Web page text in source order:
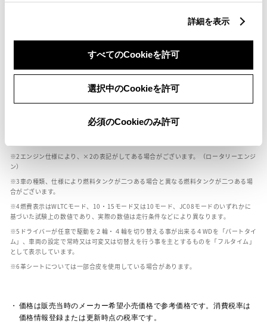
詳細を表示
すべてのCookieを許可
選択中のCookieを許可
必須のCookieのみ許可
装備・オプション
エンジン仕様により、×2の表記がしてある場合がございます。（ロータリーエンジ
ン）
車の種類、仕様により燃料タンクが二つある場合と異なる燃料タンクが二つある場
合がございます。
燃費表示はWLTCモード、10・15モード又は10モード、JC08モードのいずれかに
基づいた試験上の数値であり、実際の数値は走行条件などにより異なります。
ドライバーが任意で駆動を２輪・４輪を切り替える事が出来る４WDを「パートタイ
ム」、車両の設定で常時又は可変又は切替えを行う事を主とするものを「フルタイム」
として表示しています。
革シートについては一部合皮を使用している場合があります。
価格は販売当時のメーカー希望小売価格で参考価格です。消費税率は
価格情報登録または更新時点の税率です。